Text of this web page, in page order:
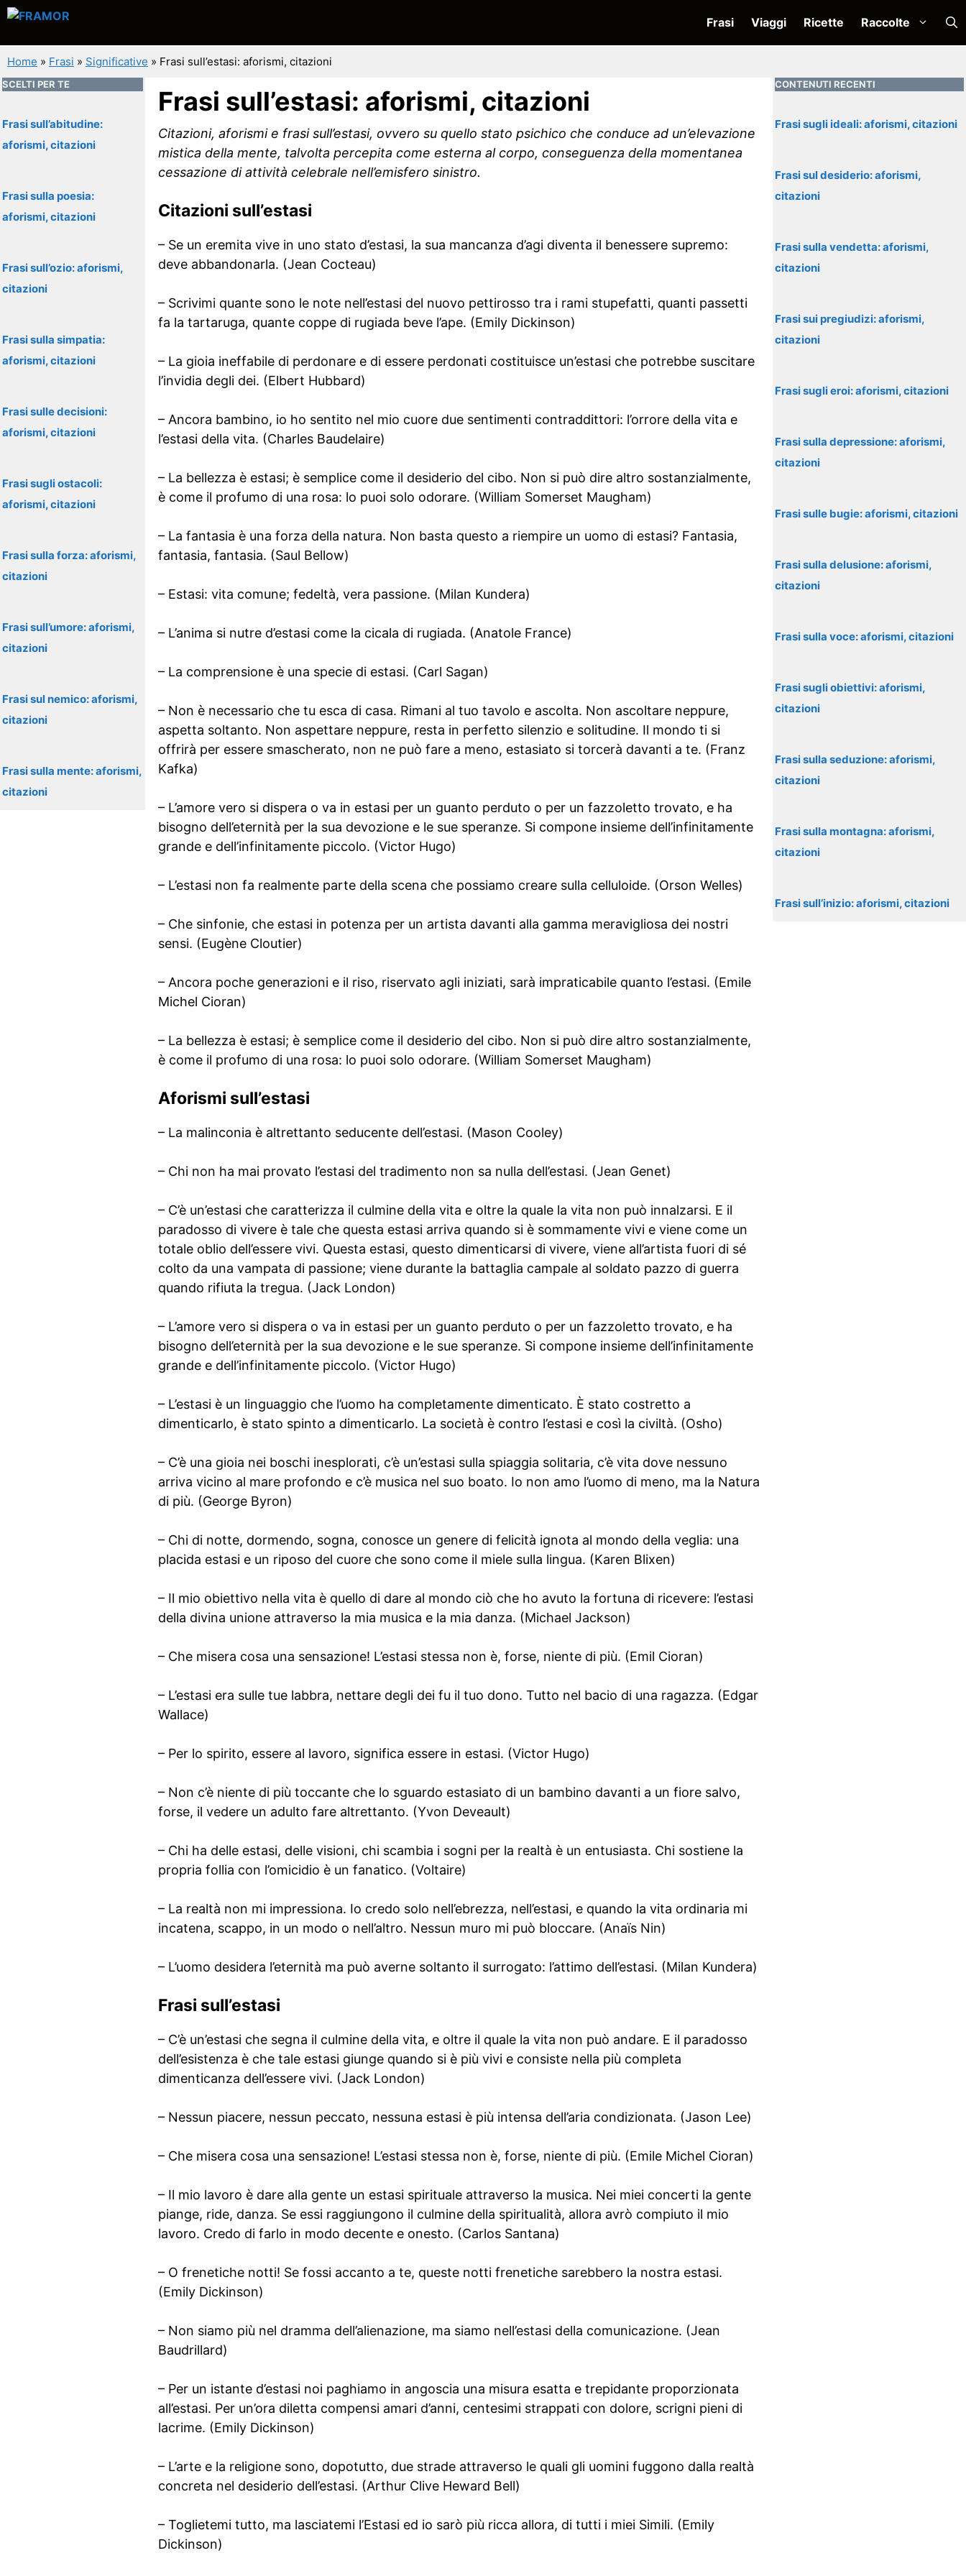
Vai
contenuto
Frasi Viaggi Ricette Raccolte
Home » Frasi » Significative » Frasi sull’estasi: aforismi, citazioni
Frasi sull’estasi: aforismi, citazioni
Citazioni, aforismi e frasi sull’estasi, ovvero su quello stato psichico che conduce ad un’elevazione
mistica della mente, talvolta percepita come esterna al corpo, conseguenza della momentanea
cessazione di attività celebrale nell’emisfero sinistro.
Citazioni sull’estasi
– Se un eremita vive in uno stato d’estasi, la sua mancanza d’agi diventa il benessere supremo:
deve abbandonarla. (Jean Cocteau)
– Scrivimi quante sono le note nell’estasi del nuovo pettirosso tra i rami stupefatti, quanti passetti
fa la tartaruga, quante coppe di rugiada beve l’ape. (Emily Dickinson)
– La gioia ineffabile di perdonare e di essere perdonati costituisce un’estasi che potrebbe suscitare
l’invidia degli dei. (Elbert Hubbard)
– Ancora bambino, io ho sentito nel mio cuore due sentimenti contraddittori: l’orrore della vita e
l’estasi della vita. (Charles Baudelaire)
– La bellezza è estasi; è semplice come il desiderio del cibo. Non si può dire altro sostanzialmente,
è come il profumo di una rosa: lo puoi solo odorare. (William Somerset Maugham)
– La fantasia è una forza della natura. Non basta questo a riempire un uomo di estasi? Fantasia,
fantasia, fantasia. (Saul Bellow)
– Estasi: vita comune; fedeltà, vera passione. (Milan Kundera)
– L’anima si nutre d’estasi come la cicala di rugiada. (Anatole France)
– La comprensione è una specie di estasi. (Carl Sagan)
– Non è necessario che tu esca di casa. Rimani al tuo tavolo e ascolta. Non ascoltare neppure,
aspetta soltanto. Non aspettare neppure, resta in perfetto silenzio e solitudine. Il mondo ti si
offrirà per essere smascherato, non ne può fare a meno, estasiato si torcerà davanti a te. (Franz
Kafka)
– L’amore vero si dispera o va in estasi per un guanto perduto o per un fazzoletto trovato, e ha
bisogno dell’eternità per la sua devozione e le sue speranze. Si compone insieme dell’infinitamente
grande e dell’infinitamente piccolo. (Victor Hugo)
– L’estasi non fa realmente parte della scena che possiamo creare sulla celluloide. (Orson Welles)
– Che sinfonie, che estasi in potenza per un artista davanti alla gamma meravigliosa dei nostri
sensi. (Eugène Cloutier)
– Ancora poche generazioni e il riso, riservato agli iniziati, sarà impraticabile quanto l’estasi. (Emile
Michel Cioran)
– La bellezza è estasi; è semplice come il desiderio del cibo. Non si può dire altro sostanzialmente,
è come il profumo di una rosa: lo puoi solo odorare. (William Somerset Maugham)
Aforismi sull’estasi
– La malinconia è altrettanto seducente dell’estasi. (Mason Cooley)
– Chi non ha mai provato l’estasi del tradimento non sa nulla dell’estasi. (Jean Genet)
– C’è un’estasi che caratterizza il culmine della vita e oltre la quale la vita non può innalzarsi. E il
paradosso di vivere è tale che questa estasi arriva quando si è sommamente vivi e viene come un
totale oblio dell’essere vivi. Questa estasi, questo dimenticarsi di vivere, viene all’artista fuori di sé
colto da una vampata di passione; viene durante la battaglia campale al soldato pazzo di guerra
quando rifiuta la tregua. (Jack London)
– L’amore vero si dispera o va in estasi per un guanto perduto o per un fazzoletto trovato, e ha
bisogno dell’eternità per la sua devozione e le sue speranze. Si compone insieme dell’infinitamente
grande e dell’infinitamente piccolo. (Victor Hugo)
– L’estasi è un linguaggio che l’uomo ha completamente dimenticato. È stato costretto a
dimenticarlo, è stato spinto a dimenticarlo. La società è contro l’estasi e così la civiltà. (Osho)
– C’è una gioia nei boschi inesplorati, c’è un’estasi sulla spiaggia solitaria, c’è vita dove nessuno
arriva vicino al mare profondo e c’è musica nel suo boato. Io non amo l’uomo di meno, ma la Natura
di più. (George Byron)
– Chi di notte, dormendo, sogna, conosce un genere di felicità ignota al mondo della veglia: una
placida estasi e un riposo del cuore che sono come il miele sulla lingua. (Karen Blixen)
– Il mio obiettivo nella vita è quello di dare al mondo ciò che ho avuto la fortuna di ricevere: l’estasi
della divina unione attraverso la mia musica e la mia danza. (Michael Jackson)
– Che misera cosa una sensazione! L’estasi stessa non è, forse, niente di più. (Emil Cioran)
– L’estasi era sulle tue labbra, nettare degli dei fu il tuo dono. Tutto nel bacio di una ragazza. (Edgar
Wallace)
– Per lo spirito, essere al lavoro, significa essere in estasi. (Victor Hugo)
– Non c’è niente di più toccante che lo sguardo estasiato di un bambino davanti a un fiore salvo,
forse, il vedere un adulto fare altrettanto. (Yvon Deveault)
– Chi ha delle estasi, delle visioni, chi scambia i sogni per la realtà è un entusiasta. Chi sostiene la
propria follia con l’omicidio è un fanatico. (Voltaire)
– La realtà non mi impressiona. Io credo solo nell’ebrezza, nell’estasi, e quando la vita ordinaria mi
incatena, scappo, in un modo o nell’altro. Nessun muro mi può bloccare. (Anaïs Nin)
– L’uomo desidera l’eternità ma può averne soltanto il surrogato: l’attimo dell’estasi. (Milan Kundera)
Frasi sull’estasi
– C’è un’estasi che segna il culmine della vita, e oltre il quale la vita non può andare. E il paradosso
dell’esistenza è che tale estasi giunge quando si è più vivi e consiste nella più completa
dimenticanza dell’essere vivi. (Jack London)
– Nessun piacere, nessun peccato, nessuna estasi è più intensa dell’aria condizionata. (Jason Lee)
– Che misera cosa una sensazione! L’estasi stessa non è, forse, niente di più. (Emile Michel Cioran)
– Il mio lavoro è dare alla gente un estasi spirituale attraverso la musica. Nei miei concerti la gente
piange, ride, danza. Se essi raggiungono il culmine della spiritualità, allora avrò compiuto il mio
lavoro. Credo di farlo in modo decente e onesto. (Carlos Santana)
– O frenetiche notti! Se fossi accanto a te, queste notti frenetiche sarebbero la nostra estasi.
(Emily Dickinson)
– Non siamo più nel dramma dell’alienazione, ma siamo nell’estasi della comunicazione. (Jean
Baudrillard)
– Per un istante d’estasi noi paghiamo in angoscia una misura esatta e trepidante proporzionata
all’estasi. Per un’ora diletta compensi amari d’anni, centesimi strappati con dolore, scrigni pieni di
lacrime. (Emily Dickinson)
– L’arte e la religione sono, dopotutto, due strade attraverso le quali gli uomini fuggono dalla realtà
concreta nel desiderio dell’estasi. (Arthur Clive Heward Bell)
– Toglietemi tutto, ma lasciatemi l’Estasi ed io sarò più ricca allora, di tutti i miei Simili. (Emily
Dickinson)
SCELTI PER TE
Frasi sull’abitudine:
aforismi, citazioni
Frasi sulla poesia:
aforismi, citazioni
Frasi sull’ozio: aforismi,
citazioni
Frasi sulla simpatia:
aforismi, citazioni
Frasi sulle decisioni:
aforismi, citazioni
Frasi sugli ostacoli:
aforismi, citazioni
Frasi sulla forza: aforismi,
citazioni
Frasi sull’umore: aforismi,
citazioni
Frasi sul nemico: aforismi,
citazioni
Frasi sulla mente: aforismi,
citazioni
CONTENUTI RECENTI
Frasi sugli ideali: aforismi, citazioni
Frasi sul desiderio: aforismi,
citazioni
Frasi sulla vendetta: aforismi,
citazioni
Frasi sui pregiudizi: aforismi,
citazioni
Frasi sugli eroi: aforismi, citazioni
Frasi sulla depressione: aforismi,
citazioni
Frasi sulle bugie: aforismi, citazioni
Frasi sulla delusione: aforismi,
citazioni
Frasi sulla voce: aforismi, citazioni
Frasi sugli obiettivi: aforismi,
citazioni
Frasi sulla seduzione: aforismi,
citazioni
Frasi sulla montagna: aforismi,
citazioni
Frasi sull’inizio: aforismi, citazioni